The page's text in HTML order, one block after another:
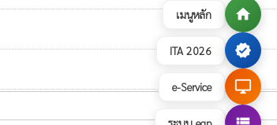
เมนูหลัก home
ITA 2026 verified
e-Service desktop_windows